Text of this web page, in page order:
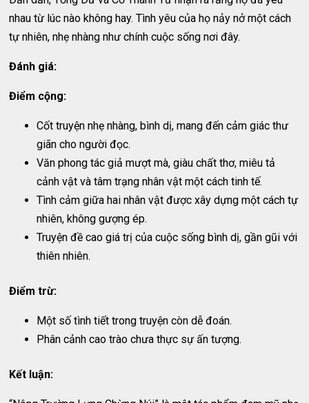
nhau từ lúc nào không hay. Tình yêu của họ nảy nở một cách
tự nhiên, nhẹ nhàng như chính cuộc sống nơi đây.
Đánh giá:
Điểm cộng:
Cốt truyện nhẹ nhàng, bình dị, mang đến cảm giác thư
giãn cho người đọc.
Văn phong tác giả mượt mà, giàu chất thơ, miêu tả
cảnh vật và tâm trạng nhân vật một cách tinh tế.
Tình cảm giữa hai nhân vật được xây dựng một cách tự
nhiên, không gượng ép.
Truyện đề cao giá trị của cuộc sống bình dị, gần gũi với
thiên nhiên.
Điểm trừ:
Một số tình tiết trong truyện còn dễ đoán.
Phân cảnh cao trào chưa thực sự ấn tượng.
Kết luận: